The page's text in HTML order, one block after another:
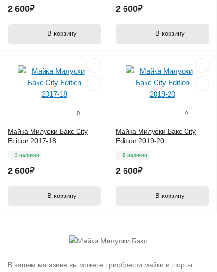
2 600₽
В корзину
2 600₽
В корзину
0
Майка Милуоки Бакс City
Edition 2017-18
В наличии
2 600₽
В корзину
0
Майка Милуоки Бакс City
Edition 2019-20
В наличии
2 600₽
В корзину
В нашем магазине вы можете приобрести майки и шорты